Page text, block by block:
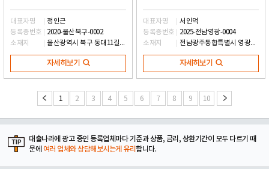
대표자명
정인근
등록증번호
2020-울산북구-0002
소재지
울산광역시 북구 동대11길 11, 2층 (호계동)
자세히보기
대표자명
서인덕
등록증번호
2025-전남영광-0004
소재지
전남광주통합특별시 영광군 군남면 군불로 39, 1층
자세히보기
1 2 3 4 5 6 7 8 9 10
대출나라에 광고 중인 등록업체마다 기준과 상품, 금리, 상환기간이 모두 다르기 때
문에 여러 업체와 상담해보시는게 유리합니다.